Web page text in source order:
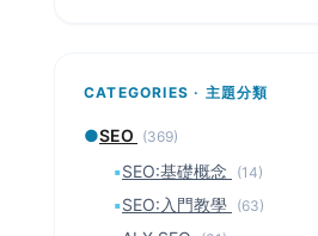
CATEGORIES · 主題分類
●SEO (369)
▪SEO:基礎概念 (14)
▪SEO:入門教學 (63)